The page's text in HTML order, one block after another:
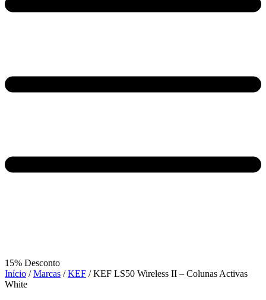
15% Desconto
Início /Marcas /KEF / KEF LS50 Wireless II – Colunas Activas
White